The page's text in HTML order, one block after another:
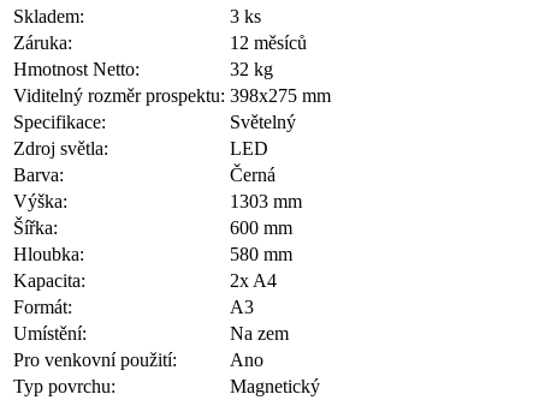
Skladem:
3 ks
Záruka:
12 měsíců
Hmotnost Netto:
32 kg
Viditelný rozměr prospektu: 398x275 mm
Specifikace:
Světelný
Zdroj světla:
LED
Barva:
Černá
Výška:
1303 mm
Šířka:
600 mm
Hloubka:
580 mm
Kapacita:
2x A4
Formát:
A3
Umístění:
Na zem
Pro venkovní použití:
Ano
Typ povrchu:
Magnetický